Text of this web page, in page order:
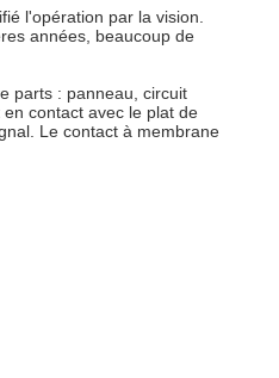
l'opération par la vision.
années, beaucoup de
parts : panneau, circuit
contact avec le plat de
Le contact à membrane